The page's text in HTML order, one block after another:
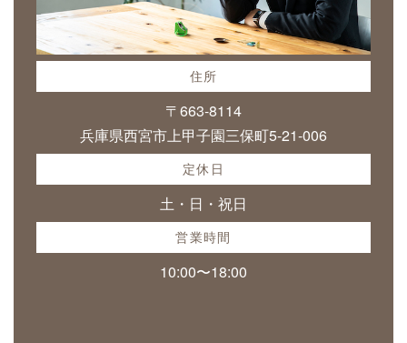
住所
〒663-8114
兵庫県西宮市上甲子園三保町5-21-006
定休日
土・日・祝日
営業時間
10:00〜18:00